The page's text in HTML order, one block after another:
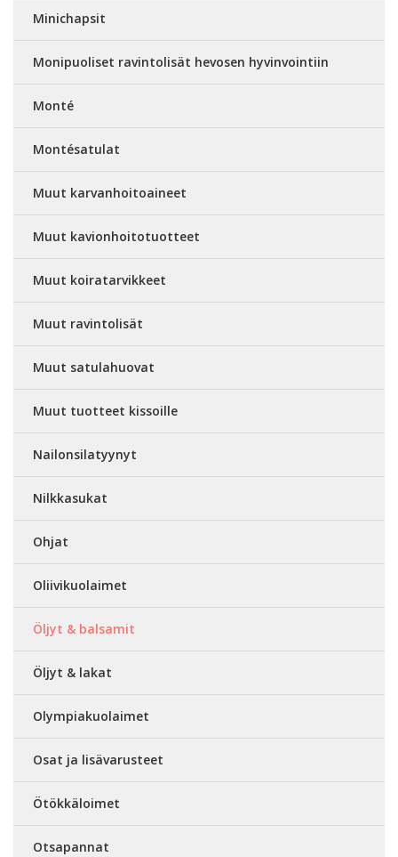
Minichapsit
Monipuoliset ravintolisät hevosen hyvinvointiin
Monté
Montésatulat
Muut karvanhoitoaineet
Muut kavionhoitotuotteet
Muut koiratarvikkeet
Muut ravintolisät
Muut satulahuovat
Muut tuotteet kissoille
Nailonsilatyynyt
Nilkkasukat
Ohjat
Oliivikuolaimet
Öljyt & balsamit
Öljyt & lakat
Olympiakuolaimet
Osat ja lisävarusteet
Ötökkäloimet
Otsapannat